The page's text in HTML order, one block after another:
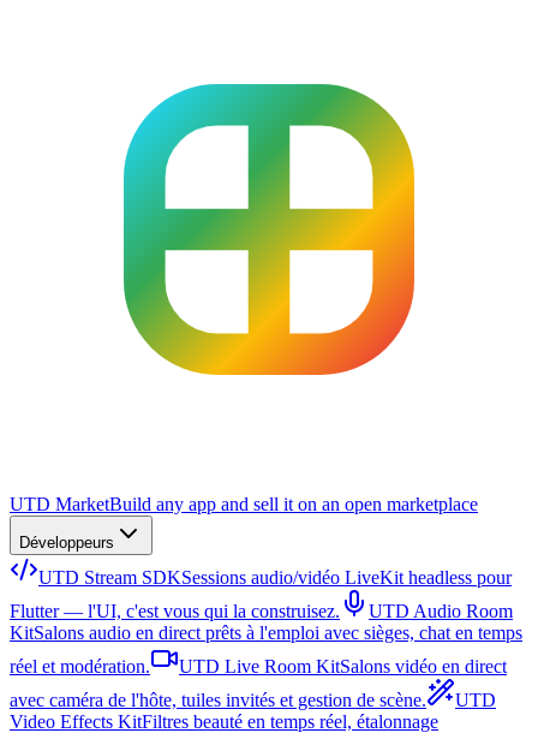
UTD MarketBuild any app and sell it on an open marketplace
Développeurs
UTD Stream SDKSessions audio/vidéo LiveKit headless pour
Flutter — l'UI, c'est vous qui la construisez.
UTD Audio Room
KitSalons audio en direct prêts à l'emploi avec sièges, chat en temps
réel et modération.
UTD Live Room KitSalons vidéo en direct
avec caméra de l'hôte, tuiles invités et gestion de scène.
UTD
Video Effects KitFiltres beauté en temps réel, étalonnage